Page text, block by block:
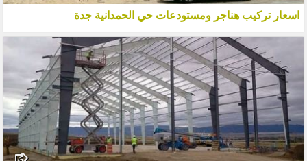
اسعار تركيب هناجر ومستودعات حي الحمدانية جدة